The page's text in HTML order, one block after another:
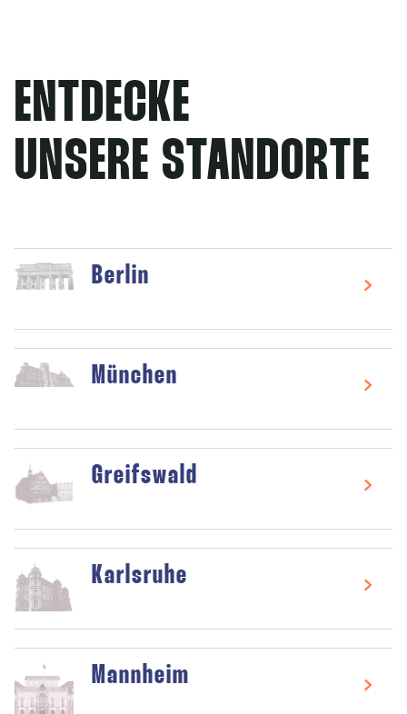
ENTDECKE
UNSERE STANDORTE
Berlin
München
Greifswald
Karlsruhe
Mannheim